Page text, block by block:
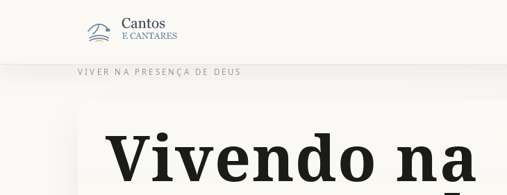
VIVER NA PRESENÇA DE DEUS
Vivendo na